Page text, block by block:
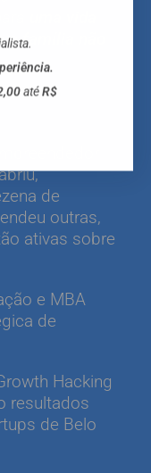
a família não
de
outras,
ativas sobre
e MBA
de
Hacking
resultados
de Belo
atéR$